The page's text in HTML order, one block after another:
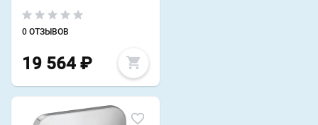
0 ОТЗЫВОВ
19 564 ₽